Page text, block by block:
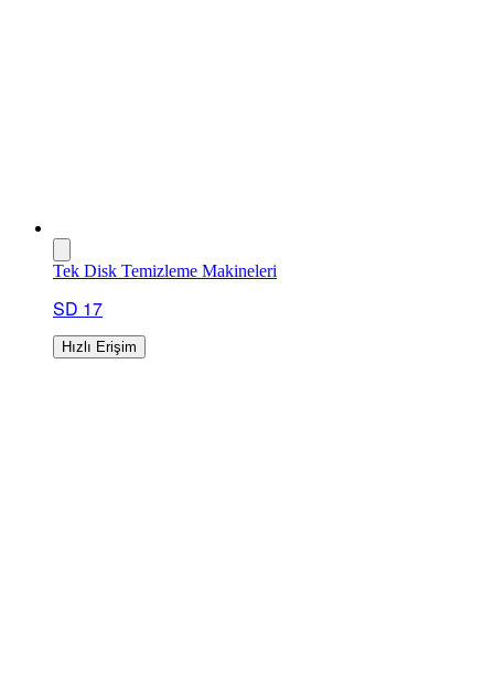
Tek Disk Temizleme Makineleri
SD 17
Hızlı Erişim